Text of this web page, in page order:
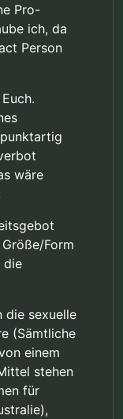
Pro-
ich, da
Person
wäre
Form
die
die sexuelle
(Sämtliche
einem
stehen
für